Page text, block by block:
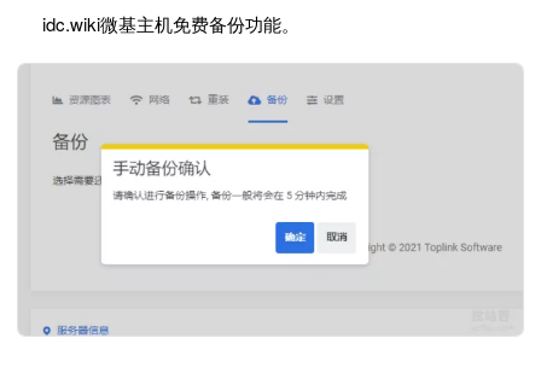
idc.wiki微基主机免费备份功能。